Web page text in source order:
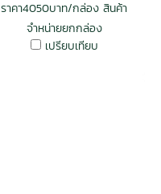
ราคา4050บาท/กล่อง สินค้า
จำหน่ายยกกล่อง
เปรียบเทียบ